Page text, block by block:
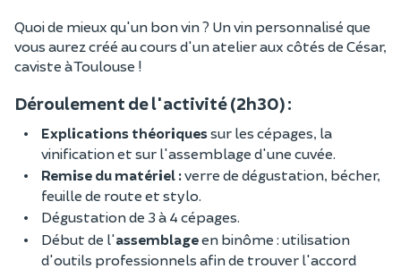
Quoi de mieux qu'un bon vin ? Un vin personnalisé que
vous aurez créé au cours d'un atelier aux côtés de César,
caviste à Toulouse !
Déroulement de l'activité (2h30) :
Explications théoriquessur les cépages, la
vinification et sur l'assemblage d'une cuvée.
Remise du matériel :verre de dégustation, bécher,
feuille de route et stylo.
Dégustation de 3 à 4 cépages.
Début de l'assemblageen binôme : utilisation
d'outils professionnels afin de trouver l'accord